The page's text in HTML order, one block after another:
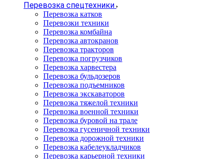
Перевозка спецтехники
Перевозка катков
Перевозки техники
Перевозка комбайна
Перевозка автокранов
Перевозка тракторов
Перевозка погрузчиков
Перевозка харвестера
Перевозка бульдозеров
Перевозка подъемников
Перевозка экскаваторов
Перевозка тяжелой техники
Перевозка военной техники
Перевозка буровой на трале
Перевозка гусеничной техники
Перевозка дорожной техники
Перевозка кабелеукладчиков
Перевозка карьерной техники